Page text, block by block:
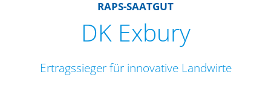
RAPS-SAATGUT
DK Exbury
Ertragssieger für innovative Landwirte